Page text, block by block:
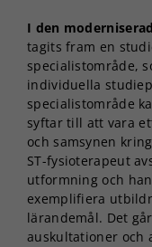
I den
tagits fram en
specialistområde,
individuella
specialistområde
syftar till att vara
och samsynen
ST-fysioterapeut
utformning och
exemplifiera
lärandemål. Det
auskultationer och